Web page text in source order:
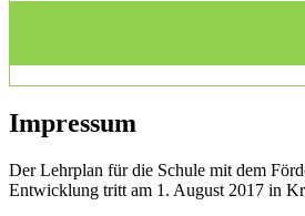
Impressum
Der Lehrplan für die Schule mit dem
Entwicklung tritt am 1. August 2017 in